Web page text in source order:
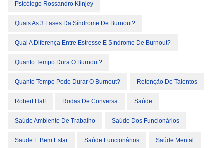
Psicólogo Rossandro Klinjey
Quais As 3 Fases Da Síndrome De Burnout?
Qual A Diferença Entre Estresse E Síndrome De Burnout?
Quanto Tempo Dura O Burnout?
Quanto Tempo Pode Durar O Burnout? Retenção De Talentos
Robert Half Rodas De Conversa Saúde
Saúde Ambiente De Trabalho Saúde Dos Funcionários
Saude E Bem Estar Saúde Funcionários Saúde Mental